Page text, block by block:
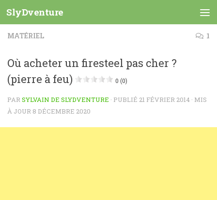
Skip to content
SlyDventure
MATÉRIEL 1
Où acheter un firesteel pas cher ?
(pierre à feu)
0 (0)
PARSYLVAIN DE SLYDVENTURE · PUBLIÉ 21 FÉVRIER 2014 · MIS
À JOUR 8 DÉCEMBRE 2020